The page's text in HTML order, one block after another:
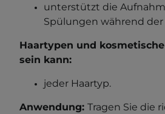
unterstützt die
Spülungen während der
Haartypen und
sein kann:
jeder Haartyp.
Anwendung: Tragen Sie die